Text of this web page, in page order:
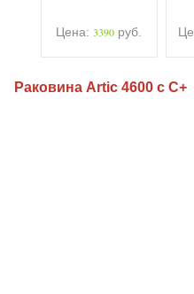
Цена: 3390 руб.
Раковина Artic 4600 с С+